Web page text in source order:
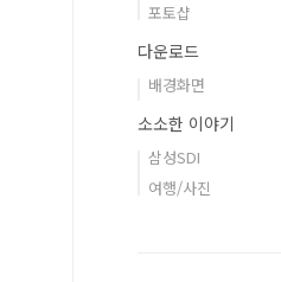
포토샵
다운로드
배경화면
소소한 이야기
삼성SDI
여행/사진